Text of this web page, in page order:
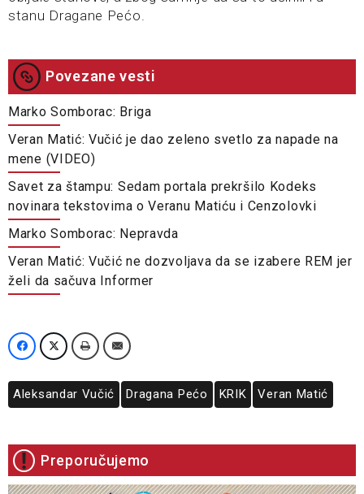
stanu Dragane Pećo.
Povezane vesti
Marko Somborac: Briga
Veran Matić: Vučić je dao zeleno svetlo za napade na
mene (VIDEO)
Savet za štampu: Sedam portala prekršilo Kodeks
novinara tekstovima o Veranu Matiću i Cenzolovki
Marko Somborac: Nepravda
Veran Matić: Vučić ne dozvoljava da se izabere REM jer
želi da sačuva Informer
Aleksandar Vučić Dragana Pećo KRIK Veran Matić
Preporučujemo